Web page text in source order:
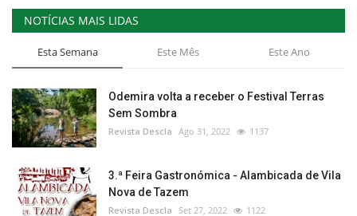
NOTÍCIAS MAIS LIDAS
Esta Semana Este Mês Este Ano
Odemira volta a receber o Festival Terras
Sem Sombra
Revista Descla Ago 31, 2022 1137
3.ª Feira Gastronómica - Alambicada de Vila
Nova de Tazem
Revista Descla Set 27, 2022 1122